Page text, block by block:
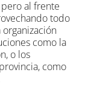
al frente
todo
como la
o los
como